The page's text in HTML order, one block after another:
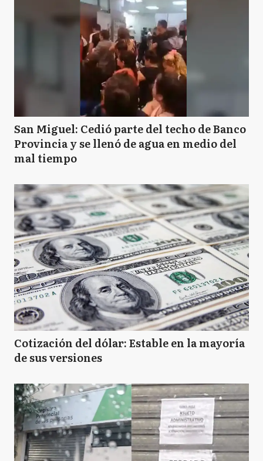
San Miguel: Cedió parte del techo de Banco
Provincia y se llenó de agua en medio del
mal tiempo
Cotización del dólar: Estable en la mayoría
de sus versiones